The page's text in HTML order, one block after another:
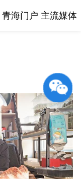
青海门户 主流媒体